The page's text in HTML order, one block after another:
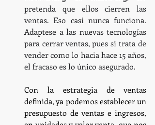
pretenda que ellos cierren las
ventas. Eso casi nunca funciona.
Adaptese a las nuevas tecnologías
para cerrar ventas, pues si trata de
vender como lo hacia hace 15 años,
el fracaso es lo único asegurado.
Con la estrategia de ventas
definida, ya podemos establecer un
presupuesto de ventas e ingresos,